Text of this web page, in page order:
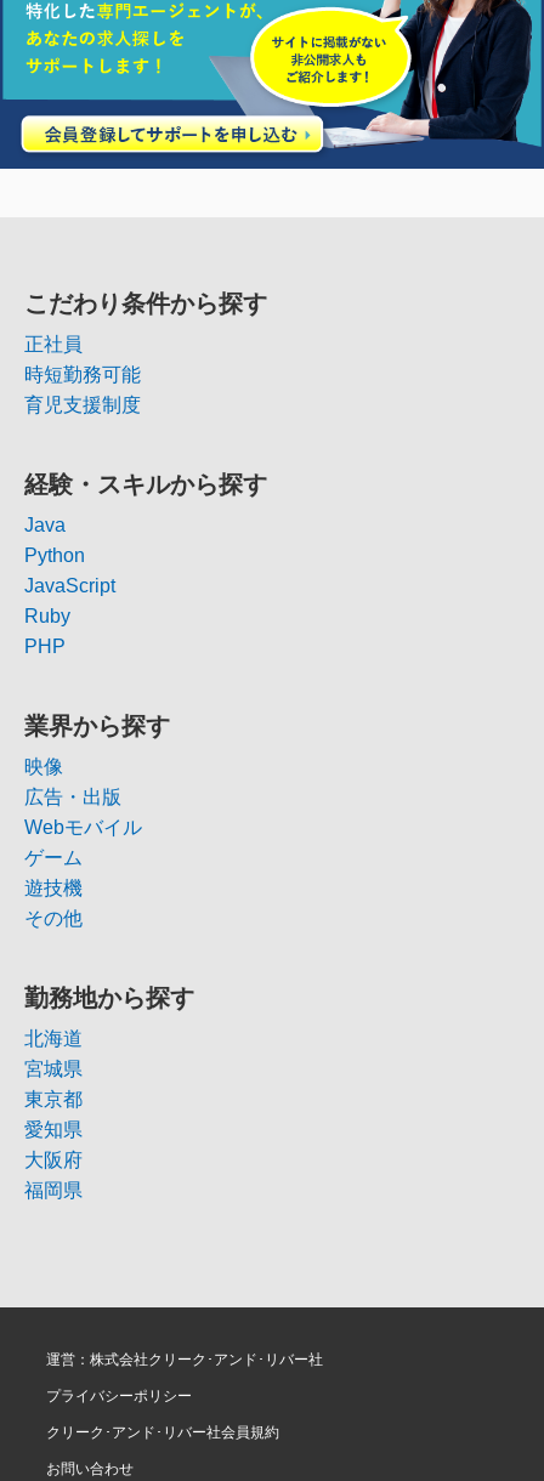
こだわり条件から探す
正社員
時短勤務可能
育児支援制度
経験・スキルから探す
Java
Python
JavaScript
Ruby
PHP
業界から探す
映像
広告・出版
Webモバイル
ゲーム
遊技機
その他
勤務地から探す
北海道
宮城県
東京都
愛知県
大阪府
福岡県
運営：株式会社クリーク･アンド･リバー社
プライバシーポリシー
クリーク･アンド･リバー社会員規約
お問い合わせ